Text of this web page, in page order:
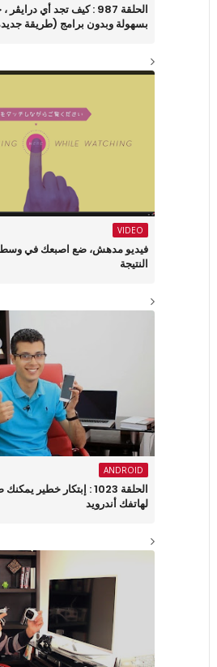
الحلقة 987 : كيف تجد أي
بسهولة وبدون برامج (طريقة
VIDEO
فيديو مدهش، ضع اصبعك في
النتيجة
ANDROID
الحلقة 1023 : إبتكار خطير
لهاتفك أندرويد